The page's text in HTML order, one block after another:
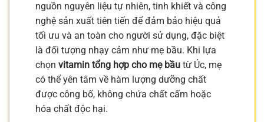
nguồn nguyên liệu tự nhiên, tinh khiết và công
nghệ sản xuất tiên tiến để đảm bảo hiệu quả
tối ưu và an toàn cho người sử dụng, đặc biệt
là đối tượng nhạy cảm như mẹ bầu. Khi lựa
chọn vitamin tổng hợp cho mẹ bầu từ Úc, mẹ
có thể yên tâm về hàm lượng dưỡng chất
được công bố, không chứa chất cấm hoặc
hóa chất độc hại.